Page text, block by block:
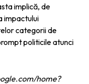
implică, de
impactului
categorii de
politicile atunci
home?